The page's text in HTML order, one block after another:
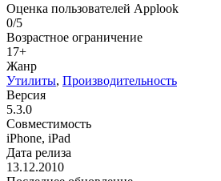
Оценка пользователей Applook
0/5
Возрастное ограничение
17+
Жанр
Утилиты, Производительность
Версия
5.3.0
Совместимость
iPhone, iPad
Дата релиза
13.12.2010